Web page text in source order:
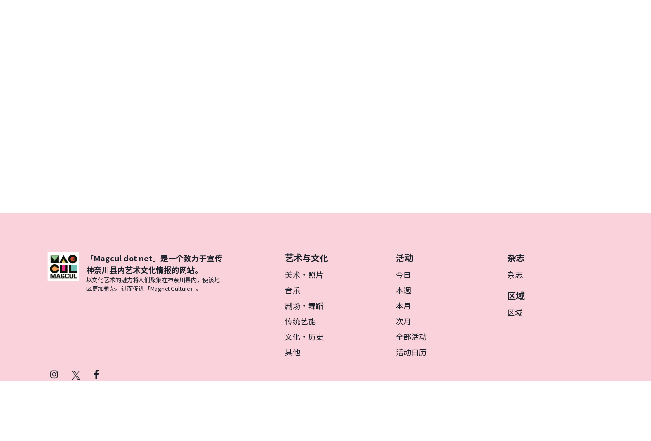
艺术与文化
美术・照片
音乐
剧场・舞蹈
传统艺能
文化・历史
其他
活动
今日
本週
本月
次月
全部活动
活动日历
杂志
杂志
区域
区域
「Magcul dot net」是一个致力于宣传
神奈川县内艺术文化情报的网站。
以文化艺术的魅力将人们聚集在神奈川县内，使该地
区更加繁荣。进而促进「Magnet Culture」。
InstagramFacebook